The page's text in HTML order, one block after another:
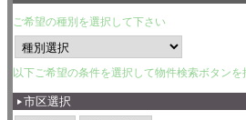
ご希望の種別を選択して下さい
以下ご希望の条件を選択して物件検索ボタン
市区選択